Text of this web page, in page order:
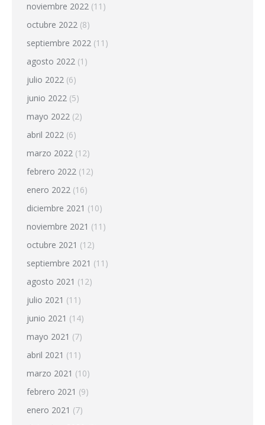
noviembre 2022 (11)
octubre 2022 (8)
septiembre 2022 (11)
agosto 2022 (1)
julio 2022 (6)
junio 2022 (5)
mayo 2022 (2)
abril 2022 (6)
marzo 2022 (12)
febrero 2022 (12)
enero 2022 (16)
diciembre 2021 (10)
noviembre 2021 (11)
octubre 2021 (12)
septiembre 2021 (11)
agosto 2021 (12)
julio 2021 (11)
junio 2021 (14)
mayo 2021 (7)
abril 2021 (11)
marzo 2021 (10)
febrero 2021 (9)
enero 2021 (7)